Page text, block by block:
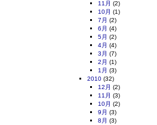
11月 (2)
10月 (1)
7月 (2)
6月 (4)
5月 (2)
4月 (4)
3月 (7)
2月 (1)
1月 (3)
2010 (32)
12月 (2)
11月 (3)
10月 (2)
9月 (3)
8月 (3)